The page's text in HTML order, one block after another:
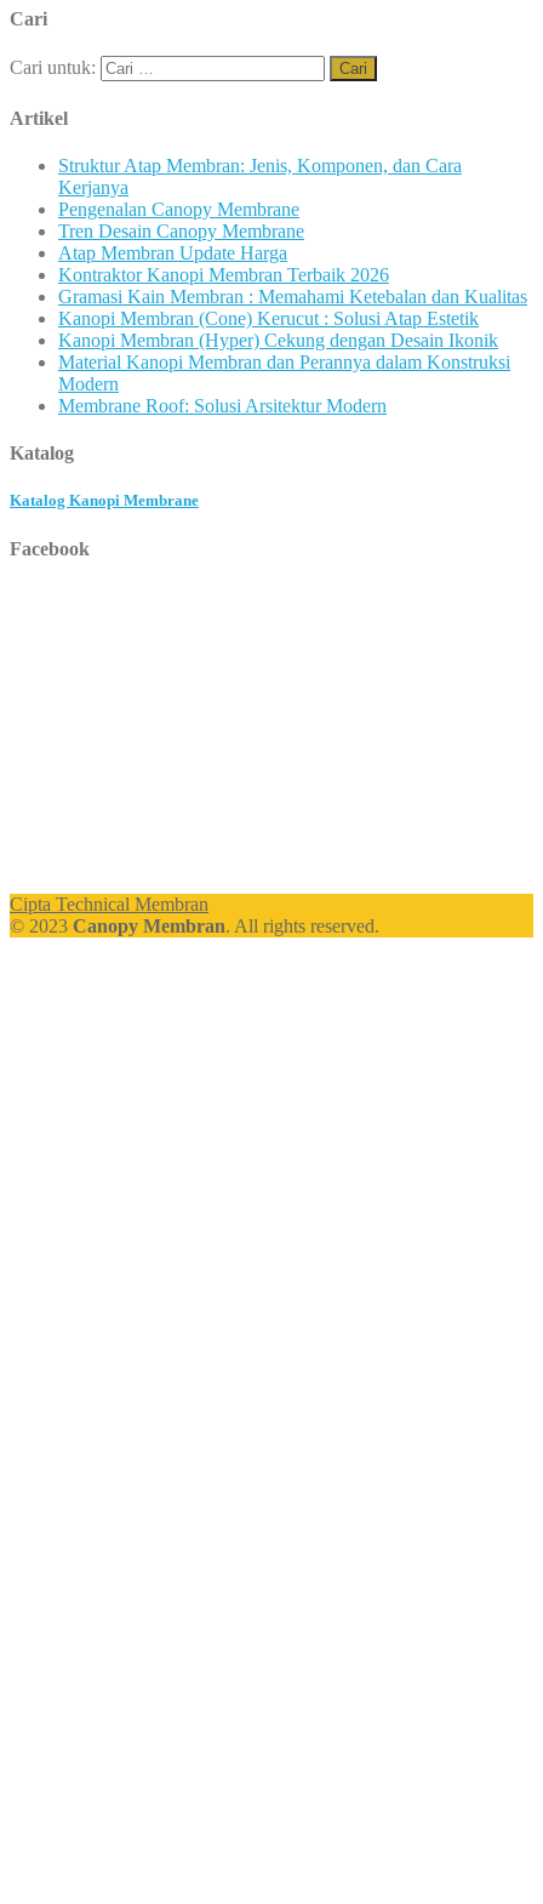
Cari
Cari untuk:
Artikel
Struktur Atap Membran: Jenis, Komponen, dan Cara
Kerjanya
Pengenalan Canopy Membrane
Tren Desain Canopy Membrane
Atap Membran Update Harga
Kontraktor Kanopi Membran Terbaik 2026
Gramasi Kain Membran : Memahami Ketebalan dan Kualitas
Kanopi Membran (Cone) Kerucut : Solusi Atap Estetik
Kanopi Membran (Hyper) Cekung dengan Desain Ikonik
Material Kanopi Membran dan Perannya dalam Konstruksi
Modern
Membrane Roof: Solusi Arsitektur Modern
Katalog
Katalog Kanopi Membrane
Facebook
Cipta Technical Membran
© 2023 Canopy Membran. All rights reserved.